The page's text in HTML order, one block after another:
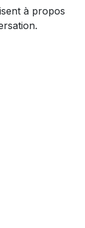
à propos